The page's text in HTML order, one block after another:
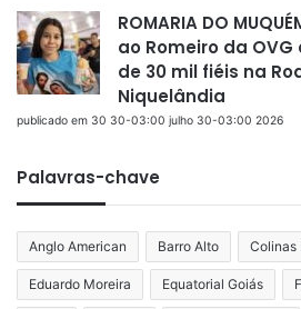
ROMARIA DO
ao Romeiro da
de 30 mil fiéis na
Niquelândia
publicado em 30 30-03:00 julho 30-03:00 2026
Palavras-chave
Anglo American Barro Alto Colinas
Eduardo Moreira Equatorial Goiás